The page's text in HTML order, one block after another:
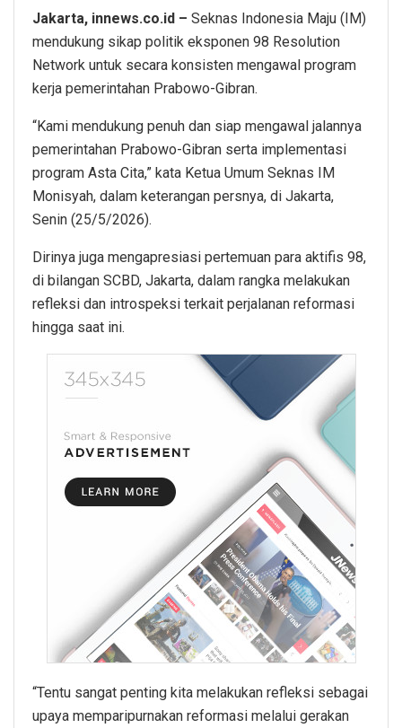
Jakarta, innews.co.id – Seknas Indonesia Maju (IM)
mendukung sikap politik eksponen 98 Resolution
Network untuk secara konsisten mengawal program
kerja pemerintahan Prabowo-Gibran.
“Kami mendukung penuh dan siap mengawal jalannya
pemerintahan Prabowo-Gibran serta implementasi
program Asta Cita,” kata Ketua Umum Seknas IM
Monisyah, dalam keterangan persnya, di Jakarta,
Senin (25/5/2026).
Dirinya juga mengapresiasi pertemuan para aktifis 98,
di bilangan SCBD, Jakarta, dalam rangka melakukan
refleksi dan introspeksi terkait perjalanan reformasi
hingga saat ini.
“Tentu sangat penting kita melakukan refleksi sebagai
upaya memparipurnakan reformasi melalui gerakan